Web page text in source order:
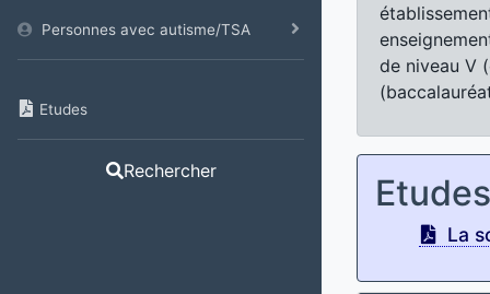
Personnes avec autisme/TSA
Etudes
Rechercher
de niveau V
Etudes
La